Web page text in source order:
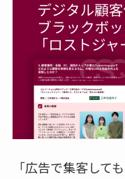
「広告で集客して